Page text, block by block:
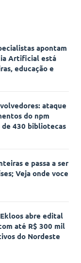
apontam
Artificial está
educação e
ataque
do npm
430 bibliotecas
e passa a ser
Veja onde voce
abre edital
até R$ 300 mil
do Nordeste